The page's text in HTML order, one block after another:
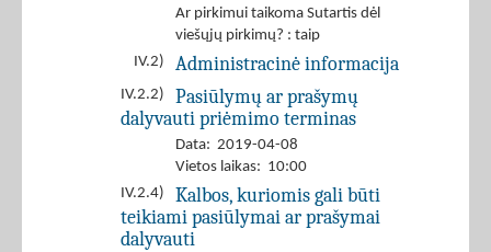
Ar pirkimui taikoma Sutartis dėl
viešųjų pirkimų? : taip
IV.2)
Administracinė informacija
IV.2.2)
Pasiūlymų ar prašymų
dalyvauti priėmimo terminas
Data: 2019-04-08
Vietos laikas: 10:00
IV.2.4)
Kalbos, kuriomis gali būti
teikiami pasiūlymai ar prašymai
dalyvauti